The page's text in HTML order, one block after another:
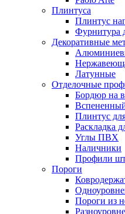
Плинтуса
Плинтус
Фурнитура
Декоративные
Латунные
Отделочные
Бордюр на
Плинтус
Раскладка
Углы ПВХ
Наличники
Профили
Пороги
Пороги из